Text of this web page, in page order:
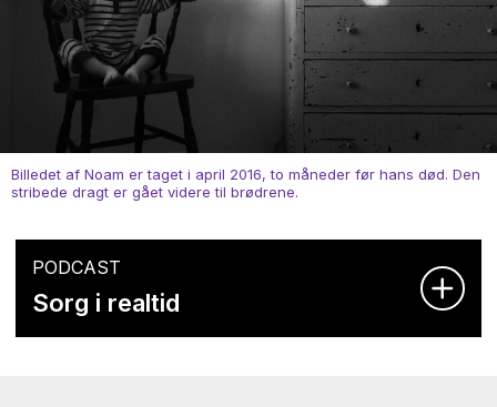
Billedet af Noam er taget i april 2016, to måneder før hans død. Den
stribede dragt er gået videre til brødrene.
PODCAST
Sorg i realtid